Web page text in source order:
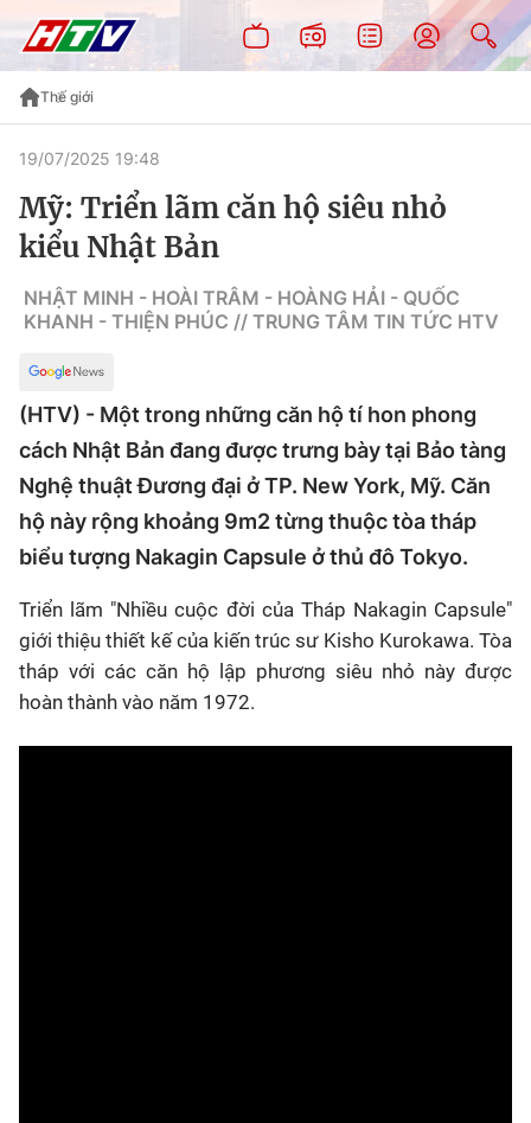
Thế giới
19/07/2025 19:48
Mỹ: Triển lãm căn hộ siêu nhỏ
kiểu Nhật Bản
NHẬT MINH - HOÀI TRÂM - HOÀNG HẢI - QUỐC
KHANH - THIỆN PHÚC // TRUNG TÂM TIN TỨC HTV
(HTV) - Một trong những căn hộ tí hon phong
cách Nhật Bản đang được trưng bày tại Bảo tàng
Nghệ thuật Đương đại ở TP. New York, Mỹ. Căn
hộ này rộng khoảng 9m2 từng thuộc tòa tháp
biểu tượng Nakagin Capsule ở thủ đô Tokyo.
Triển lãm "Nhiều cuộc đời của Tháp Nakagin Capsule"
giới thiệu thiết kế của kiến trúc sư Kisho Kurokawa. Tòa
tháp với các căn hộ lập phương siêu nhỏ này được
hoàn thành vào năm 1972.